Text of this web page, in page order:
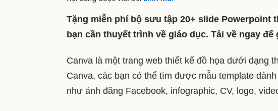
Tặng miễn phí bộ sưu tập 20+ slide Powerpoint
bạn cần thuyết trình về giáo dục. Tải về ngay
Canva là một trang web thiết kế đồ họa dưới dạng
Canva, các bạn có thể tìm được mẫu template
như ảnh đăng Facebook, infographic, CV, logo,